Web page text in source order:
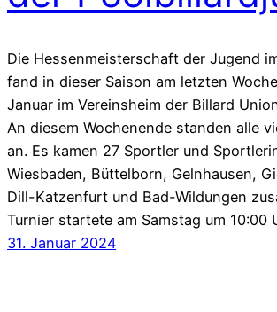
Die Hessenmeisterschaft der Jugend
fand in dieser Saison am letzten
Januar im Vereinsheim der Billard
An diesem Wochenende standen alle
an. Es kamen 27 Sportler und
Wiesbaden, Büttelborn, Gelnhausen,
Dill-Katzenfurt und Bad-Wildungen
Turnier startete am Samstag um 10:00
31. Januar 2024